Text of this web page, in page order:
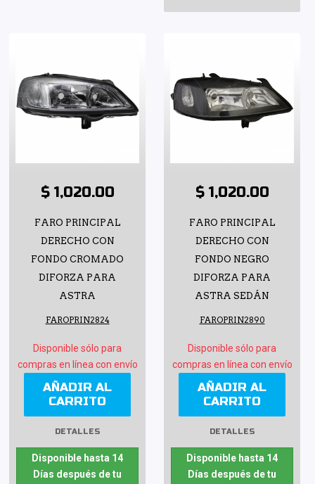
$ 1,020.00
FARO PRINCIPAL
DERECHO CON
FONDO CROMADO
DIFORZA PARA
ASTRA
FAROPRIN2824
Disponible sólo para
compras en línea con envío
AÑADIR AL
CARRITO
DETALLES
Disponible hasta 14
Días después de tu
$ 1,020.00
FARO PRINCIPAL
DERECHO CON
FONDO NEGRO
DIFORZA PARA
ASTRA SEDÁN
FAROPRIN2890
Disponible sólo para
compras en línea con envío
AÑADIR AL
CARRITO
DETALLES
Disponible hasta 14
Días después de tu